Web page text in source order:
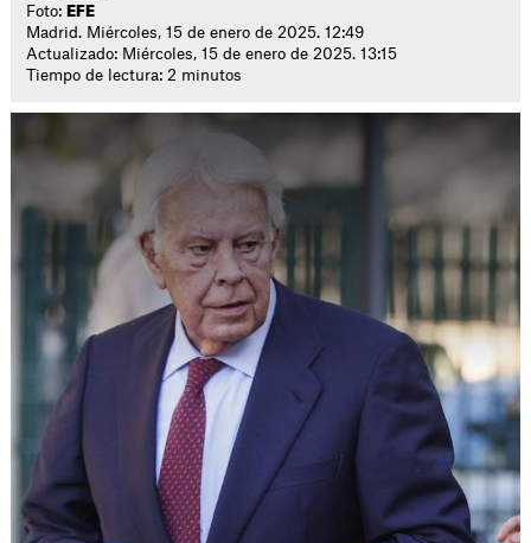
Foto: EFE
Madrid. Miércoles, 15 de enero de 2025. 12:49
Actualizado: Miércoles, 15 de enero de 2025. 13:15
Tiempo de lectura: 2 minutos